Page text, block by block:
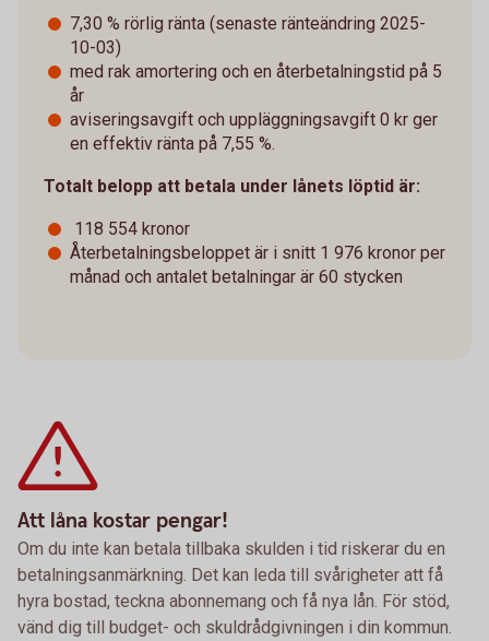
7,30 % rörlig ränta (senaste ränteändring 2025-
10-03)
med rak amortering och en återbetalningstid på 5
år
aviseringsavgift och uppläggningsavgift 0 kr ger
en effektiv ränta på 7,55 %.
Totalt belopp att betala under lånets löptid är:
118 554 kronor
Återbetalningsbeloppet är i snitt 1 976 kronor per
månad och antalet betalningar är 60 stycken
Att låna kostar pengar!
Om du inte kan betala tillbaka skulden i tid riskerar du en
betalningsanmärkning. Det kan leda till svårigheter att få
hyra bostad, teckna abonnemang och få nya lån. För stöd,
vänd dig till budget- och skuldrådgivningen i din kommun.